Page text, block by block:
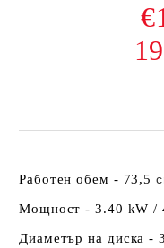
Работен обем - 73,5
Мощност - 3.40 kW /
Диаметър на диска -